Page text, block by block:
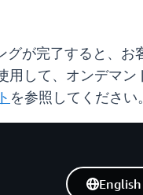
が完了すると、お
用して、オンデマン
を参照してください。
English